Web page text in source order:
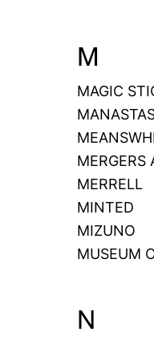
M
MAGIC
MERGERS
MERRELL
MINTED
MIZUNO
MUSEUM
N